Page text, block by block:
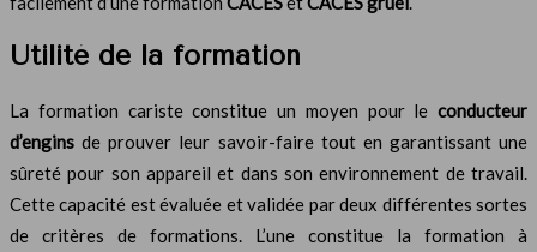
Utilité de la formation
La formation cariste constitue un moyen pour le conducteur
d’engins de prouver leur savoir-faire tout en garantissant une
sûreté pour son appareil et dans son environnement de travail.
Cette capacité est évaluée et validée par deux différentes sortes
de critères de formations. L’une constitue la formation à